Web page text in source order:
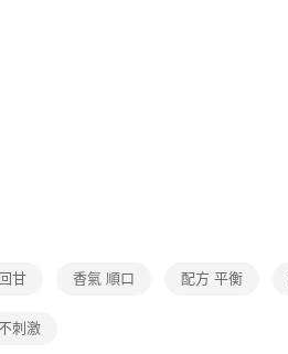
甘 香氣 順口 配方 平衡
刺激